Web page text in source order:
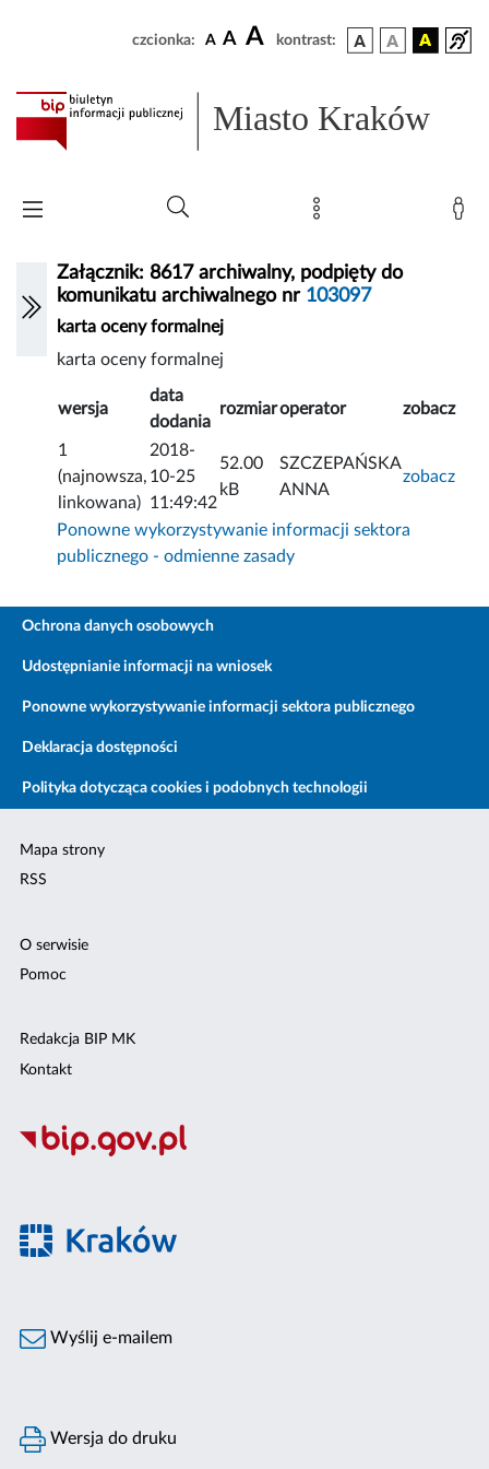
czcionka: A A A kontrast:
Miasto Kraków
Załącznik: 8617 archiwalny, podpięty do
komunikatu archiwalnego nr 103097
karta oceny formalnej
karta oceny formalnej
wersja
data
dodania
rozmiaroperator zobacz
1
(najnowsza,
linkowana)
2018-
10-25
11:49:42
52.00
kB
SZCZEPAŃSKA
ANNA
zobacz
Ponowne wykorzystywanie informacji sektora
publicznego - odmienne zasady
Ochrona danych osobowych
Udostępnianie informacji na wniosek
Ponowne wykorzystywanie informacji sektora publicznego
Deklaracja dostępności
Polityka dotycząca cookies i podobnych technologii
Mapa strony
RSS
O serwisie
Pomoc
Redakcja BIP MK
Kontakt
Wyślij e-mailem
Wersja do druku